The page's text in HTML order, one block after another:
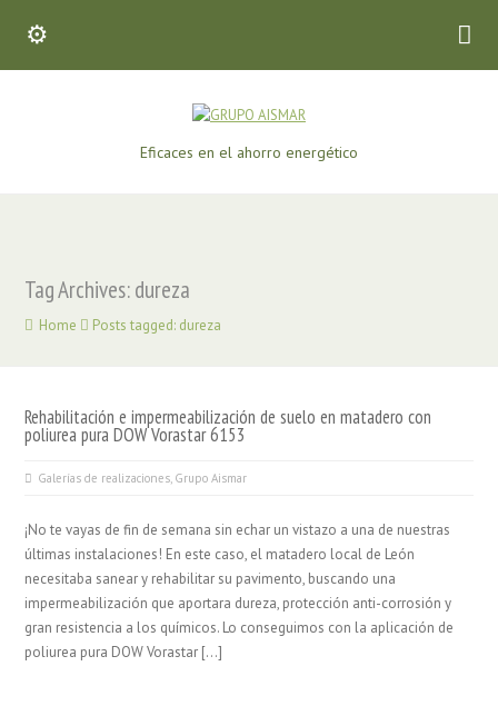
Eficaces en el ahorro energético
Tag Archives: dureza
Home Posts tagged: dureza
Rehabilitación e impermeabilización de suelo en matadero con
poliurea pura DOW Vorastar 6153
Galerías de realizaciones, Grupo Aismar
¡No te vayas de fin de semana sin echar un vistazo a una de nuestras
últimas instalaciones! En este caso, el matadero local de León
necesitaba sanear y rehabilitar su pavimento, buscando una
impermeabilización que aportara dureza, protección anti-corrosión y
gran resistencia a los químicos. Lo conseguimos con la aplicación de
poliurea pura DOW Vorastar […]